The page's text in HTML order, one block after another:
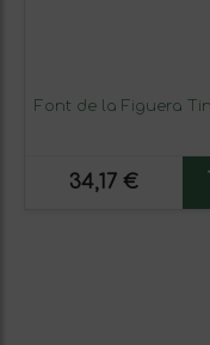
Font de la Figuera
34,17 €